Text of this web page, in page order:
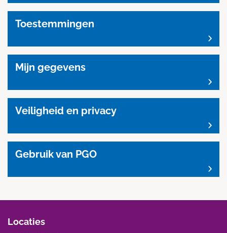
Toestemmingen
Mijn gegevens
Veiligheid en privacy
Gebruik van PGO
Locaties